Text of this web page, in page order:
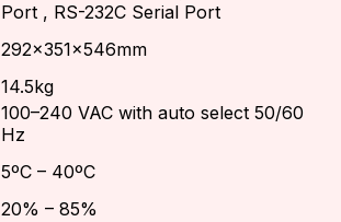
Port , RS-232C Serial Port
292x351x546mm
14.5kg
100–240 VAC with auto select 50/60
Hz
5ºC – 40ºC
20% – 85%